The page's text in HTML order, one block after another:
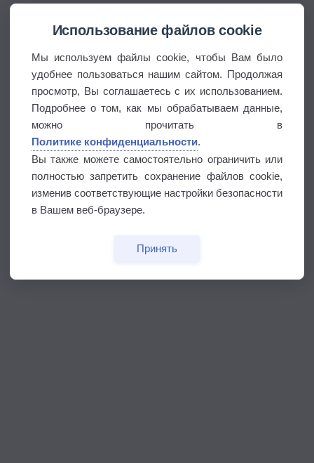
Использование файлов cookie
Мы используем файлы cookie, чтобы Вам было
удобнее пользоваться нашим сайтом. Продолжая
просмотр, Вы соглашаетесь с их использованием.
Подробнее о том, как мы обрабатываем данные,
можно прочитать в
Политике конфиденциальности.
Вы также можете самостоятельно ограничить или
полностью запретить сохранение файлов cookie,
изменив соответствующие настройки безопасности
в Вашем веб-браузере.
Принять